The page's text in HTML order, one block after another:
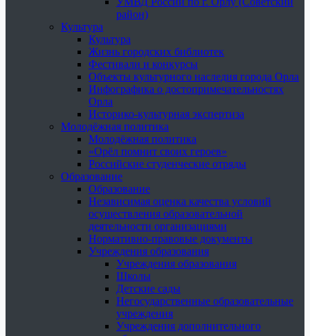
район)
Культура
Культура
Жизнь городских библиотек
Фестивали и конкурсы
Объекты культурного наследия города Орла
Инфографика о достопримечательностях
Орла
Историко-культурная экспертиза
Молодёжная политика
Молодёжная политика
«Орёл помнит своих героев»
Российские студенческие отряды
Образование
Образование
Независимая оценка качества условий
осуществления образовательной
деятельности организациями
Нормативно-правовые документы
Учреждения образования
Учреждения образования
Школы
Детские сады
Негосударственные образовательные
учреждения
Учреждения дополнительного